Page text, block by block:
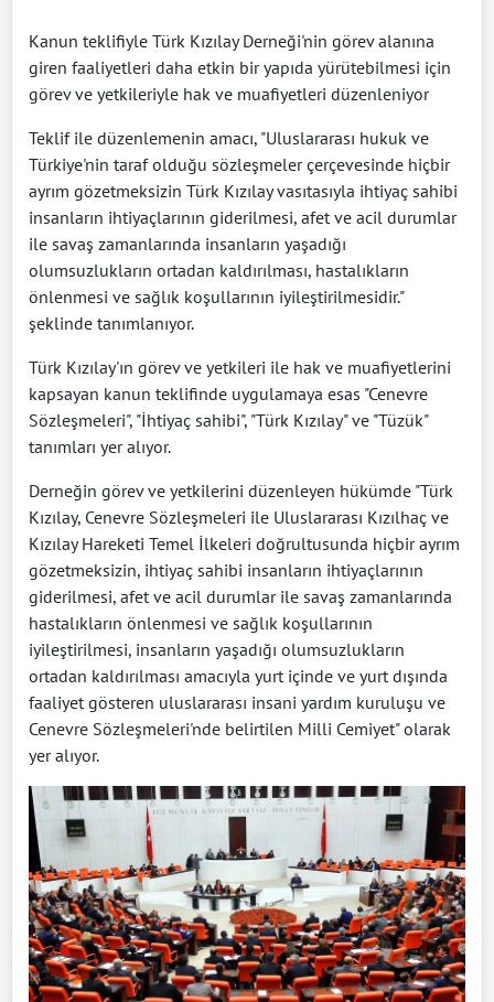
Kanun teklifiyle Türk Kızılay Derneği'nin görev alanına
giren faaliyetleri daha etkin bir yapıda yürütebilmesi için
görev ve yetkileriyle hak ve muafiyetleri düzenleniyor
Teklif ile düzenlemenin amacı, "Uluslararası hukuk ve
Türkiye'nin taraf olduğu sözleşmeler çerçevesinde hiçbir
ayrım gözetmeksizin Türk Kızılay vasıtasıyla ihtiyaç sahibi
insanların ihtiyaçlarının giderilmesi, afet ve acil durumlar
ile savaş zamanlarında insanların yaşadığı
olumsuzlukların ortadan kaldırılması, hastalıkların
önlenmesi ve sağlık koşullarının iyileştirilmesidir."
şeklinde tanımlanıyor.
Türk Kızılay'ın görev ve yetkileri ile hak ve muafiyetlerini
kapsayan kanun teklifinde uygulamaya esas "Cenevre
Sözleşmeleri", "İhtiyaç sahibi", "Türk Kızılay" ve "Tüzük"
tanımları yer alıyor.
Derneğin görev ve yetkilerini düzenleyen hükümde "Türk
Kızılay, Cenevre Sözleşmeleri ile Uluslararası Kızılhaç ve
Kızılay Hareketi Temel İlkeleri doğrultusunda hiçbir ayrım
gözetmeksizin, ihtiyaç sahibi insanların ihtiyaçlarının
giderilmesi, afet ve acil durumlar ile savaş zamanlarında
hastalıkların önlenmesi ve sağlık koşullarının
iyileştirilmesi, insanların yaşadığı olumsuzlukların
ortadan kaldırılması amacıyla yurt içinde ve yurt dışında
faaliyet gösteren uluslararası insani yardım kuruluşu ve
Cenevre Sözleşmeleri'nde belirtilen Milli Cemiyet" olarak
yer alıyor.